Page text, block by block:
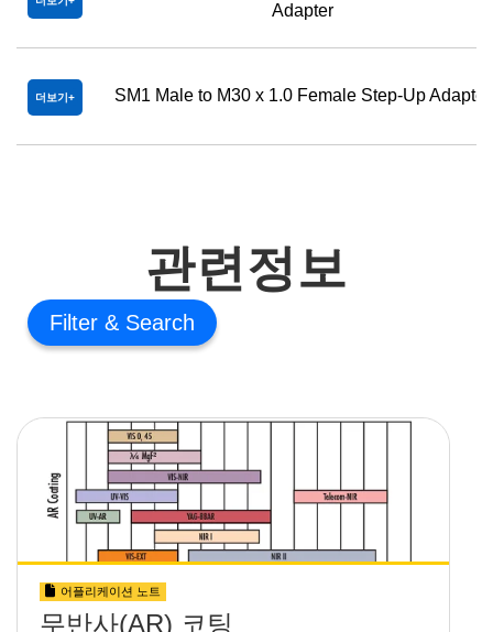
Adapter
더보기 SM1 Male to M30 x 1.0 Female Step-Up Adapter
관련정보
Filter
어플리케이션 노트
무반사(AR) 코팅